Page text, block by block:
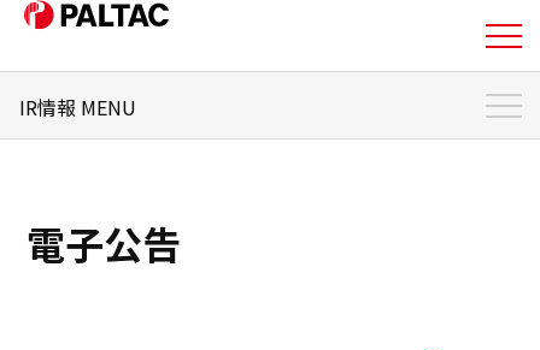
事業内容
IR情報 MENU
個人投資家のみなさまへ
電子公告